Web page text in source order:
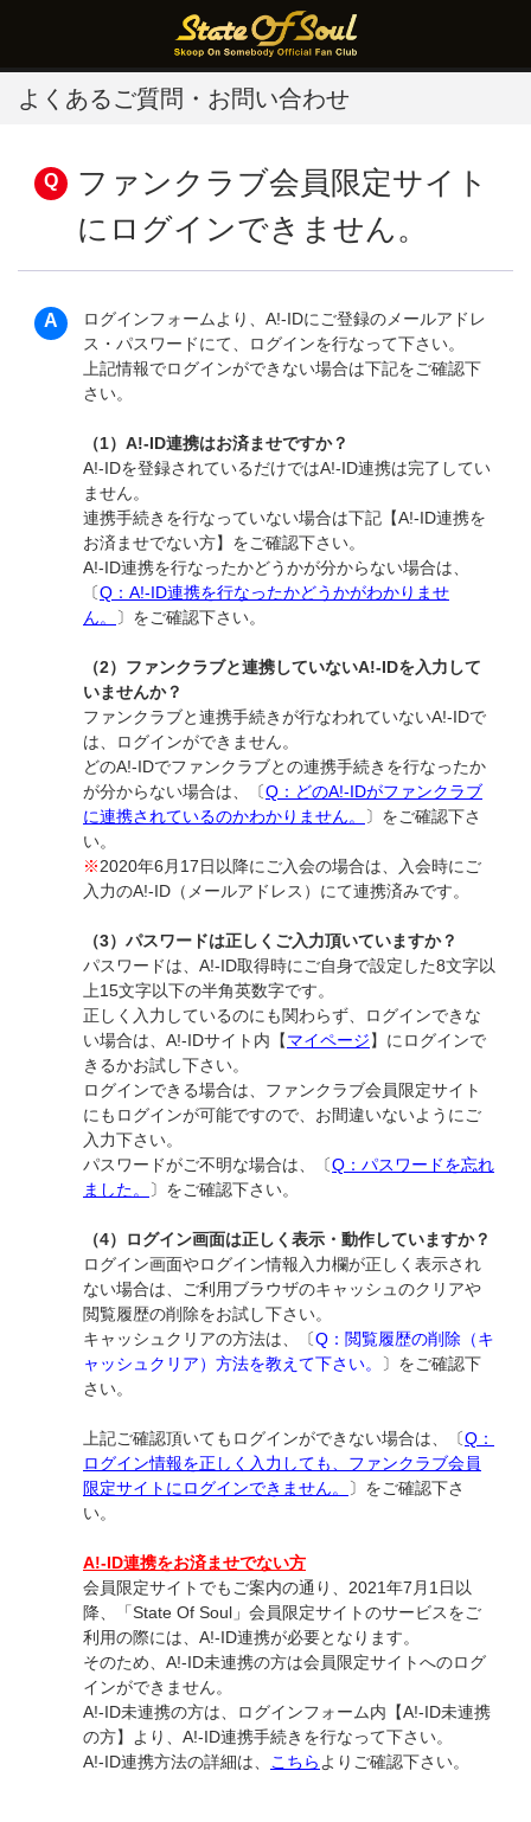
よくあるご質問・お問い合わせ
ファンクラブ会員限定サイト
にログインできません。
ログインフォームより、A!-IDにご登録のメールアドレ
ス・パスワードにて、ログインを行なって下さい。
上記情報でログインができない場合は下記をご確認下
さい。
（1）A!-ID連携はお済ませですか？
A!-IDを登録されているだけではA!-ID連携は完了してい
ません。
連携手続きを行なっていない場合は下記【A!-ID連携を
お済ませでない方】をご確認下さい。
A!-ID連携を行なったかどうかが分からない場合は、
〔Q：A!-ID連携を行なったかどうかがわかりませ
ん。
〕をご確認下さい。
（2）ファンクラブと連携していないA!-IDを入力して
いませんか？
ファンクラブと連携手続きが行なわれていないA!-IDで
は、ログインができません。
どのA!-IDでファンクラブとの連携手続きを行なったか
が分からない場合は、〔Q：どのA!-IDがファンクラブ
に連携されているのかわかりません。
〕をご確認下さ
い。
※2020年6月17日以降にご入会の場合は、入会時にご
入力のA!-ID（メールアドレス）にて連携済みです。
（3）パスワードは正しくご入力頂いていますか？
パスワードは、A!-ID取得時にご自身で設定した8文字以
上15文字以下の半角英数字です。
正しく入力しているのにも関わらず、ログインできな
い場合は、A!-IDサイト内【マイページ】にログインで
きるかお試し下さい。
ログインできる場合は、ファンクラブ会員限定サイト
にもログインが可能ですので、お間違いないようにご
入力下さい。
パスワードがご不明な場合は、〔Q：パスワードを忘れ
ました。
〕をご確認下さい。
（4）ログイン画面は正しく表示・動作していますか？
ログイン画面やログイン情報入力欄が正しく表示され
ない場合は、ご利用ブラウザのキャッシュのクリアや
閲覧履歴の削除をお試し下さい。
キャッシュクリアの方法は、〔Q：閲覧履歴の削除（キ
ャッシュクリア）方法を教えて下さい。
〕をご確認下
さい。
上記ご確認頂いてもログインができない場合は、〔Q：
ログイン情報を正しく入力しても、ファンクラブ会員
限定サイトにログインできません。
〕をご確認下さ
い。
A!-ID連携をお済ませでない方
会員限定サイトでもご案内の通り、2021年7月1日以
降、「State Of Soul」会員限定サイトのサービスをご
利用の際には、A!-ID連携が必要となります。
そのため、A!-ID未連携の方は会員限定サイトへのログ
インができません。
A!-ID未連携の方は、ログインフォーム内【A!-ID未連携
の方】より、A!-ID連携手続きを行なって下さい。
A!-ID連携方法の詳細は、
こちら よりご確認下さい。